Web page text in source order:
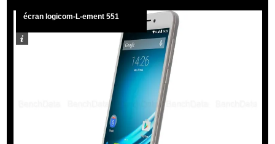
écran logicom-L-ement 551